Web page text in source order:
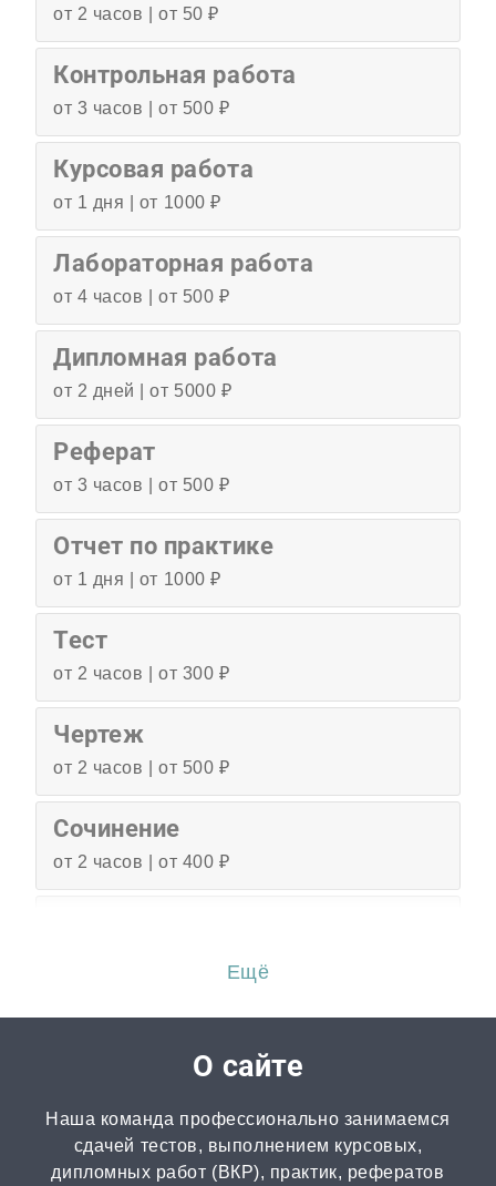
от 2 часов | от 50 ₽
Контрольная работа
от 3 часов | от 500 ₽
Курсовая работа
от 1 дня | от 1000 ₽
Лабораторная работа
от 4 часов | от 500 ₽
Дипломная работа
от 2 дней | от 5000 ₽
Реферат
от 3 часов | от 500 ₽
Отчет по практике
от 1 дня | от 1000 ₽
Тест
от 2 часов | от 300 ₽
Чертеж
от 2 часов | от 500 ₽
Сочинение
от 2 часов | от 400 ₽
Перевод
Диссертация
от 15 дней | от 15000 ₽
Ещё
О сайте
Наша команда профессионально занимаемся
сдачей тестов, выполнением курсовых,
дипломных работ (ВКР), практик, рефератов